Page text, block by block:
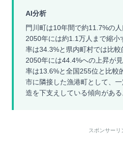
AI分析
門川町は10年間で約11.7%の人
2050年には約1.1万人まで縮小
率は34.3%と県内町村では比較
2050年には44.4%への上昇が
率は13.6%と全国255位と比較
市に隣接した漁港町として、
造を下支えしている傾向がある
スポンサーリ